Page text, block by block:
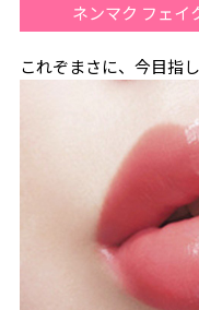
ネンマク フェイ
これぞまさに、今目指